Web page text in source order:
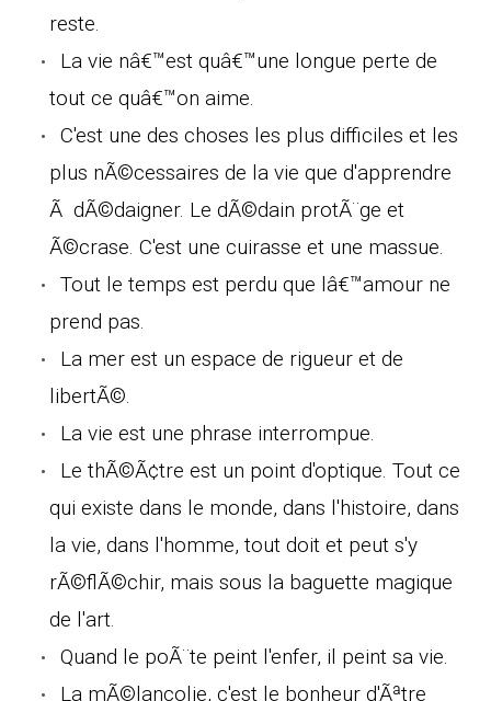
reste.
La vie nâ€™est quâ€™une longue perte de
tout ce quâ€™on aime.
C'est une des choses les plus difficiles et les
plus nÃ©cessaires de la vie que d'apprendre
Ã dÃ©daigner. Le dÃ©dain protÃ¨ge et
Ã©crase. C'est une cuirasse et une massue.
Tout le temps est perdu que lâ€™amour ne
prend pas.
La mer est un espace de rigueur et de
libertÃ©.
La vie est une phrase interrompue.
Le thÃ©Ã¢tre est un point d'optique. Tout ce
qui existe dans le monde, dans l'histoire, dans
la vie, dans l'homme, tout doit et peut s'y
rÃ©flÃ©chir, mais sous la baguette magique
de l'art.
Quand le poÃ¨te peint l'enfer, il peint sa vie.
La mÃ©lancolie, c'est le bonheur d'Ãªtre